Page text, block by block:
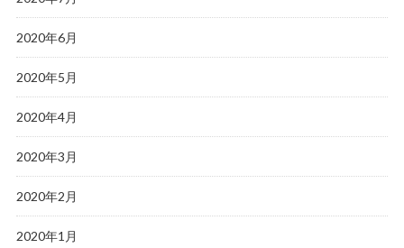
2020年6月
2020年5月
2020年4月
2020年3月
2020年2月
2020年1月